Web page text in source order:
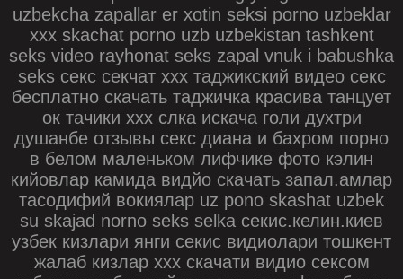
uzbekcha zapallar er xotin seksi porno uzbeklar
xxx skachat porno uzb uzbekistan tashkent
seks video rayhonat seks zapal vnuk i babushka
seks секс секчат ххх таджикский видео секс
бесплатно скачать таджичка красива танцует
ок тачики ххх слка искача голи духтри
душанбе отзывы секс диана и бахром порно
в белом маленьком лифчике фото кэлин
кийовлар камида видйо скачать запал.амлар
тасодифий вокиялар uz pono skashat uzbek
su skajad norno seks selka секис.келин.киев
узбек кизлари янги секис видиолари тошкент
жалаб кизлар ххх скачати видио сексом